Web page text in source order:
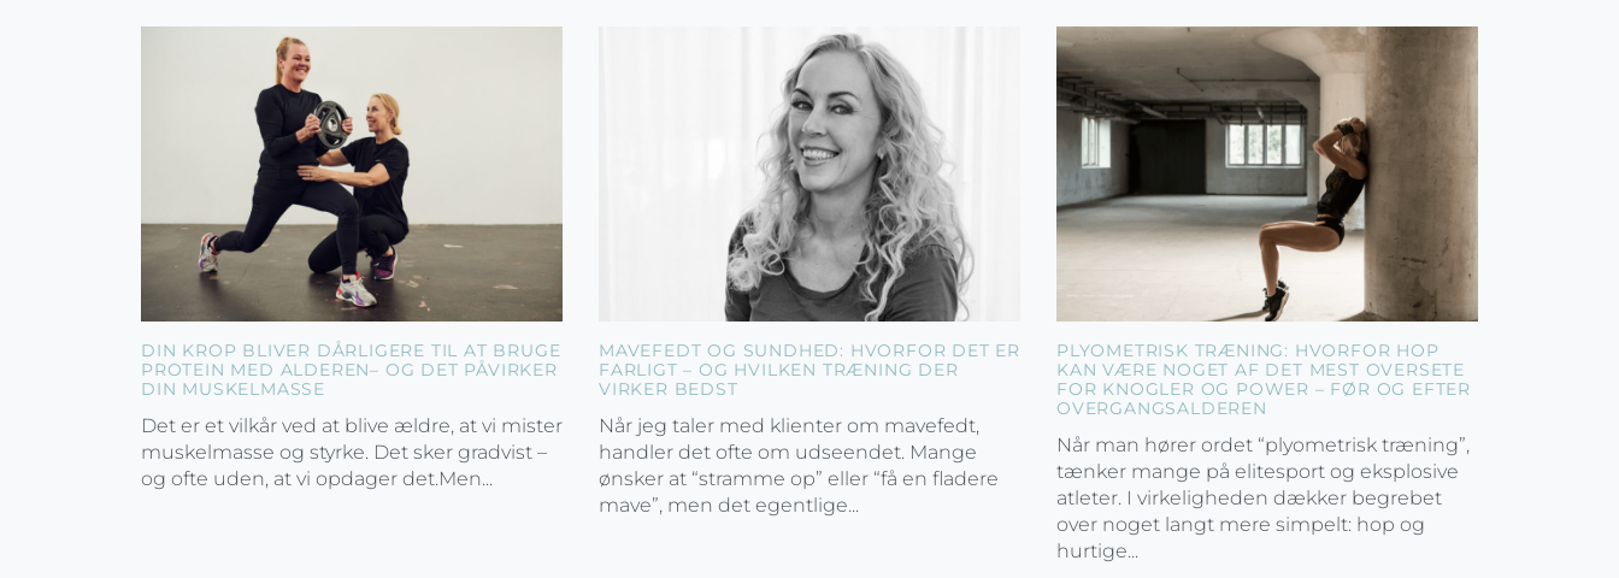
DIN KROP BLIVER DÅRLIGERE TIL AT BRUGE
PROTEIN MED ALDEREN– OG DET PÅVIRKER
DIN MUSKELMASSE
Det er et vilkår ved at blive ældre, at vi mister
muskelmasse og styrke. Det sker gradvist –
og ofte uden, at vi opdager det.Men...
MAVEFEDT OG SUNDHED: HVORFOR DET ER
FARLIGT – OG HVILKEN TRÆNING DER
VIRKER BEDST
Når jeg taler med klienter om mavefedt,
handler det ofte om udseendet. Mange
ønsker at “stramme op” eller “få en fladere
mave”, men det egentlige...
PLYOMETRISK TRÆNING: HVORFOR HOP
KAN VÆRE NOGET AF DET MEST OVERSETE
FOR KNOGLER OG POWER – FØR OG EFTER
OVERGANGSALDEREN
Når man hører ordet “plyometrisk træning”,
tænker mange på elitesport og eksplosive
atleter. I virkeligheden dækker begrebet
over noget langt mere simpelt: hop og
hurtige...